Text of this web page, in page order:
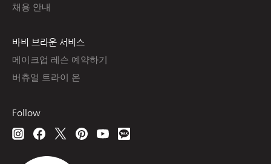
채용 안내
바비 브라운 서비스
메이크업 레슨 예약하기
버츄얼 트라이 온
Follow